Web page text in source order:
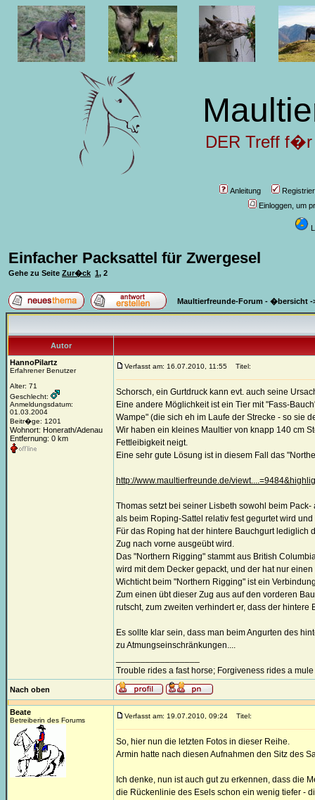
DER Treff f�r
Anleitung
Einloggen, um
Einfacher Packsattel für Zwergesel
Gehe zu Seite Zur�ck 1, 2
Maultierfreunde-Forum - �bersicht -
Autor
HannoPilartz
Erfahrener Benutzer
Alter: 71
Geschlecht:
Anmeldungsdatum:
01.03.2004
Beitr�ge: 1201
Wohnort: Honerath/Adenau
Entfernung: 0 km
Verfasst am: 16.07.2010, 11:55 Titel:
Schorsch, ein Gurtdruck kann evt. auch seine
Eine andere Möglichkeit ist ein Tier mit "Fass-
Wampe" (die sich eh im Laufe der Strecke - so sie
Wir haben ein kleines Maultier von knapp 140 cm
Fettleibigkeit neigt.
Eine sehr gute Lösung ist in diesem Fall das
http://www.maultierfreunde.de/
Thomas setzt bei seiner Lisbeth sowohl beim
als beim Roping-Sattel relativ fest gegurtet wird
Für das Roping hat der hintere Bauchgurt
Zug nach vorne ausgeübt wird.
Das "Northern Rigging" stammt aus British
wird mit dem Decker gepackt, und der hat nur
Wichticht beim "Northern Rigging" ist ein
Zum einen übt dieser Zug aus auf den vorderen
rutscht, zum zweiten verhindert er, dass der
Es sollte klar sein, dass man beim Angurten des
zu Atmungseinschränkungen....
Trouble rides a fast horse; Forgiveness rides a mule
Nach oben
Beate
Betreiberin des Forums
Verfasst am: 19.07.2010, 09:24 Titel:
So, hier nun die letzten Fotos in dieser Reihe.
Armin hatte nach diesen Aufnahmen den Sitz des
Ich denke, nun ist auch gut zu erkennen, dass die
die Rückenlinie des Esels schon ein wenig tiefer -